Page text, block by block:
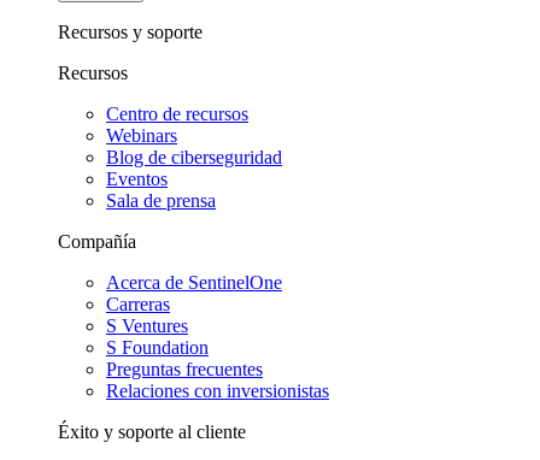
Recursos y soporte
Recursos
Centro de recursos
Webinars
Blog de ciberseguridad
Eventos
Sala de prensa
Compañía
Acerca de SentinelOne
Carreras
S Ventures
S Foundation
Preguntas frecuentes
Relaciones con inversionistas
Éxito y soporte al cliente